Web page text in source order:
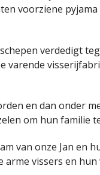
voorziene
verdedigt
varende
en dan onder
om hun familie
van onze Jan en
vissers en hun